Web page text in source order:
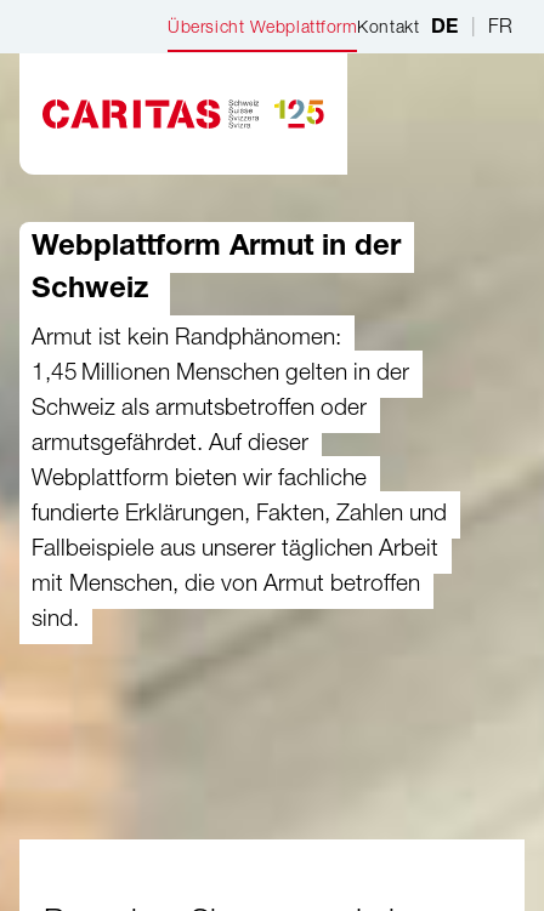
Zum Hauptinhalt springen
Übersicht WebplattformKontakt DE FR
Webplattform Armut in der
Schweiz
Armut ist kein Randphänomen:
1,45 Millionen Menschen gelten in der
Schweiz als armutsbetroffen oder
armutsgefährdet. Auf dieser
Webplattform bieten wir fachliche
fundierte Erklärungen, Fakten, Zahlen und
Fallbeispiele aus unserer täglichen Arbeit
mit Menschen, die von Armut betroffen
sind.